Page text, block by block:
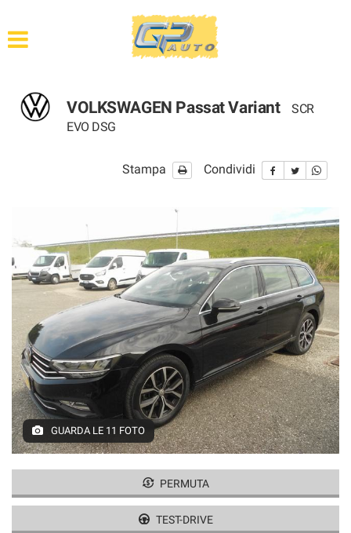
PARCO VEICOLI
ACQUISTIAMO USATO
VOLKSWAGEN Passat Variant
SCR
EVO DSG
Stampa Condividi
GUARDA LE 11 FOTO
PERMUTA
TEST-DRIVE